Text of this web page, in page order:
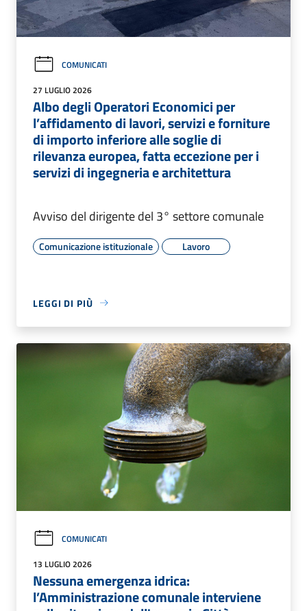
COMUNICATI
27 LUGLIO 2026
Albo degli Operatori Economici per
l’affidamento di lavori, servizi e forniture
di importo inferiore alle soglie di
rilevanza europea, fatta eccezione per i
servizi di ingegneria e architettura
Avviso del dirigente del 3° settore comunale
Comunicazione istituzionale Lavoro
LEGGI DI PIÙ
COMUNICATI
13 LUGLIO 2026
Nessuna emergenza idrica:
l’Amministrazione comunale interviene